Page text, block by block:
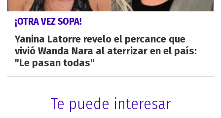
¡OTRA VEZ SOPA!
Yanina Latorre revelo el percance que
vivió Wanda Nara al aterrizar en el país:
"Le pasan todas"
Te puede interesar